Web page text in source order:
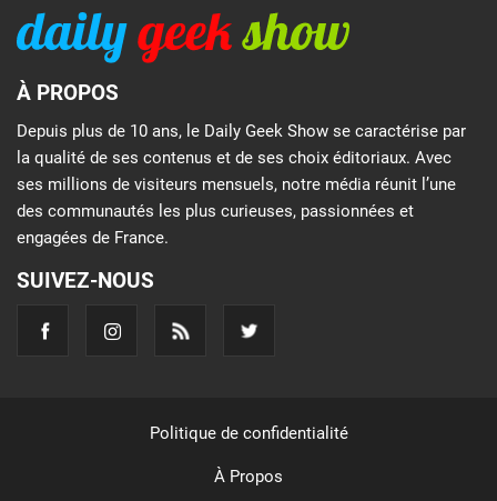
À PROPOS
Depuis plus de 10 ans, le Daily Geek Show se caractérise par
la qualité de ses contenus et de ses choix éditoriaux. Avec
ses millions de visiteurs mensuels, notre média réunit l’une
des communautés les plus curieuses, passionnées et
engagées de France.
SUIVEZ-NOUS
Politique de confidentialité
À Propos